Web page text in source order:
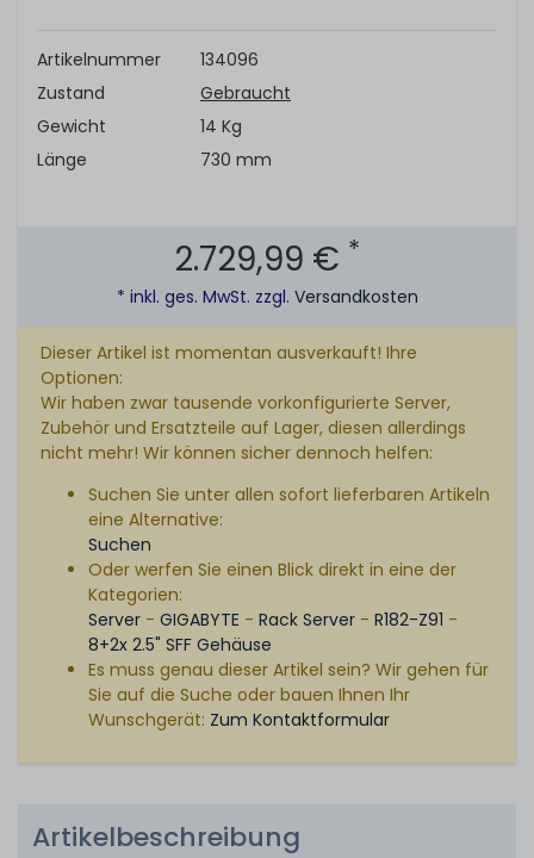
Artikelnummer
134096
Zustand
Gebraucht
Gewicht
14 Kg
Länge
730 mm
2.729,99 € *
* inkl. ges. MwSt. zzgl. Versandkosten
Dieser Artikel ist momentan ausverkauft! Ihre
Optionen:
Wir haben zwar tausende vorkonfigurierte Server,
Zubehör und Ersatzteile auf Lager, diesen allerdings
nicht mehr! Wir können sicher dennoch helfen:
Suchen Sie unter allen sofort lieferbaren Artikeln
eine Alternative:
Suchen
Oder werfen Sie einen Blick direkt in eine der
Kategorien:
Server- GIGABYTE - Rack Server- R182-Z91 -
8+2x 2.5" SFF Gehäuse
Es muss genau dieser Artikel sein? Wir gehen für
Sie auf die Suche oder bauen Ihnen Ihr
Wunschgerät: Zum Kontaktformular
Artikelbeschreibung